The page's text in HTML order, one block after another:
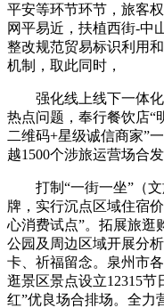
平安等环节环节，旅客
网平易近，扶植西街-中
整改规范贸易标识利用
机制，取此同时，
强化线上线下一体化
热点问题，奉行餐饮店“
二维码+星级诚信商家”
越1500个涉旅运营场合发
打制“一街一坐”（文
牌，实行沉点区域住宿
心消费试点”。拓展旅逛
公园及周边区域开展分
卡、祈福留念。泉州市
逛景区景点设立12315
红”优良场合排场。全力